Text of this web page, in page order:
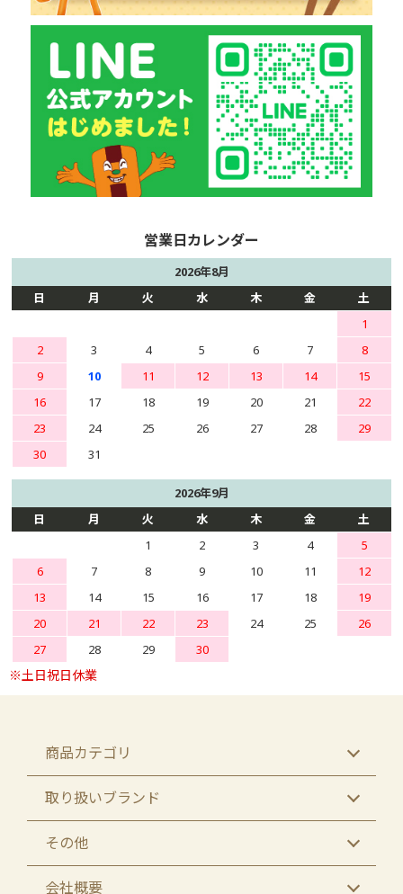
2026年8月
日
月 火 水 木 金
土
1
2
3 4 5 6 7
8
9
10 11 12 13 14
15
16
17 18 19 20 21
22
23
24 25 26 27 28
29
30
31
2026年9月
日
月 火 水 木 金
土
1
2 3 4
5
6
7 8 9 10 11
12
13
14 15 16 17 18
19
20
21 22 23 24 25
26
27
28 29 30
商品カテゴリ
取り扱いブランド
その他
会社概要